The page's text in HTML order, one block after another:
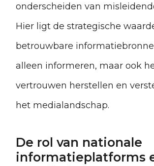
onderscheiden van
Hier ligt de strategische
betrouwbare
alleen informeren, maar ook
vertrouwen herstellen en
het medialandschap.
De rol van nationale
informatieplatforms